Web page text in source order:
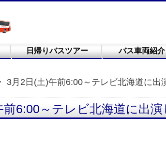
日帰りバスツアー バス車両紹介
3月2日(土)午前6:00～テレビ北海道に出
6:00～テレビ北海道に出演